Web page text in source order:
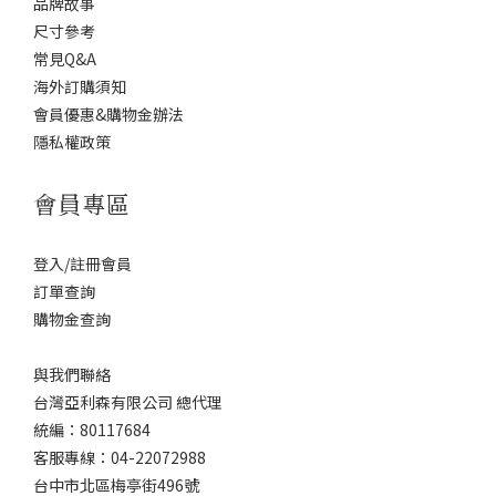
尺寸參考
常見Q&A
海外訂購須知
會員優惠&購物金辦法
隱私權政策
會員專區
登入/註冊會員
訂單查詢
購物金查詢
與我們聯絡
台灣亞利森有限公司 總代理
統編：80117684
客服專線：04-22072988
台中市北區梅亭街496號